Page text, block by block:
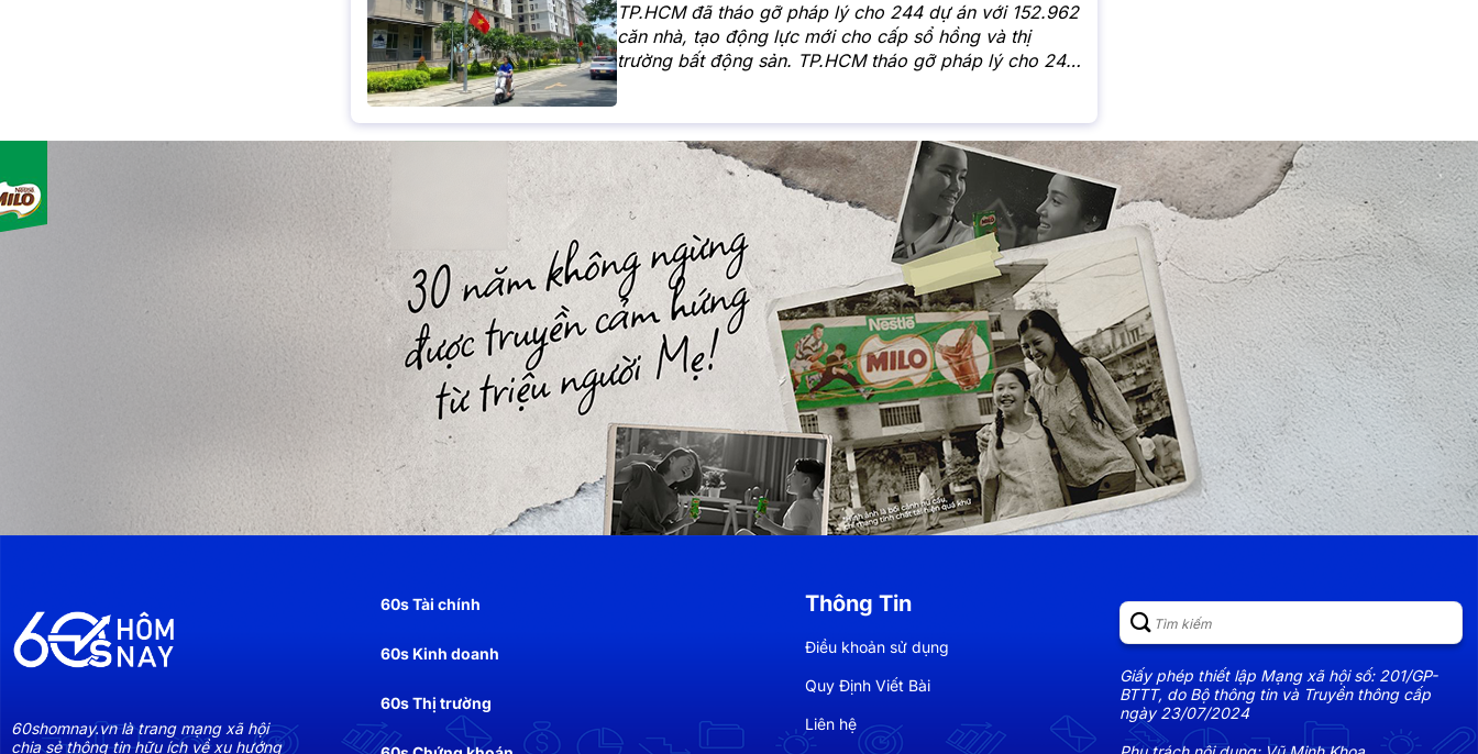
TP.HCM đã tháo gỡ pháp lý cho 244 dự án với 152.962
căn nhà, tạo động lực mới cho cấp sổ hồng và thị
trường bất động sản. TP.HCM tháo gỡ pháp lý cho 244
60shomnay.vn là trang mạng xã hội
chia sẻ thông tin hữu ích về xu hướng
60s Tài chính
60s Kinh doanh
60s Thị trường
Thông Tin
Điều khoản sử dụng
Quy Định Viết Bài
Liên hệ
Giấy phép thiết lập Mạng xã hội số: 201/GP-
BTTT, do Bộ thông tin và Truyền thông cấp
ngày 23/07/2024